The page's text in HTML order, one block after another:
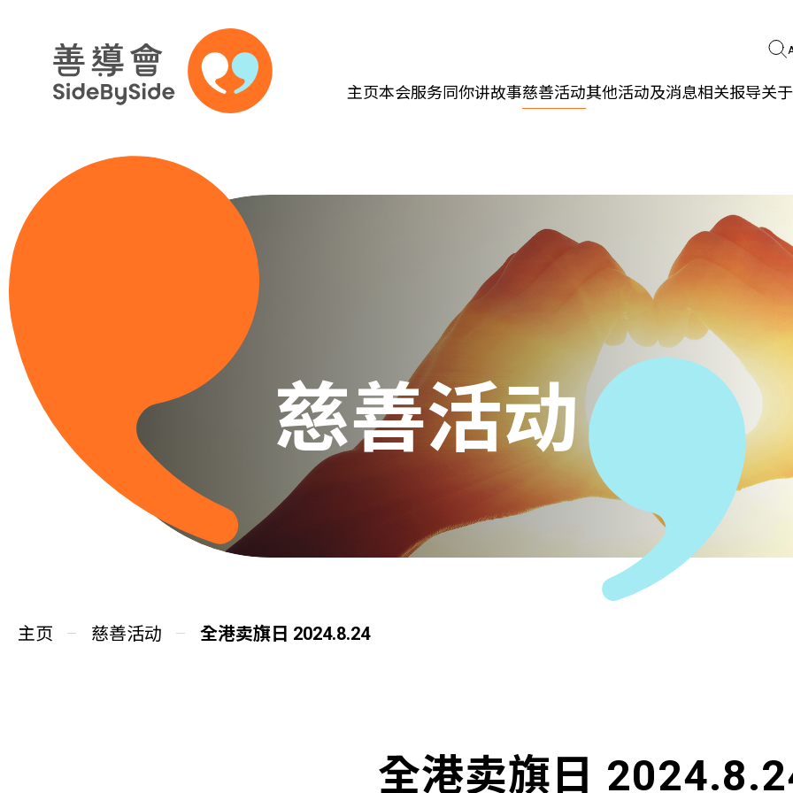
主页本会服务
多元共融
社区连系
同你讲故事慈善活动其他活动及消息相关报导关
慈善活动
主页 慈善活动 全港卖旗日 2024.8.24
全港卖旗日